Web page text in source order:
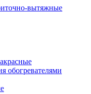
вытяжные
обогревателями